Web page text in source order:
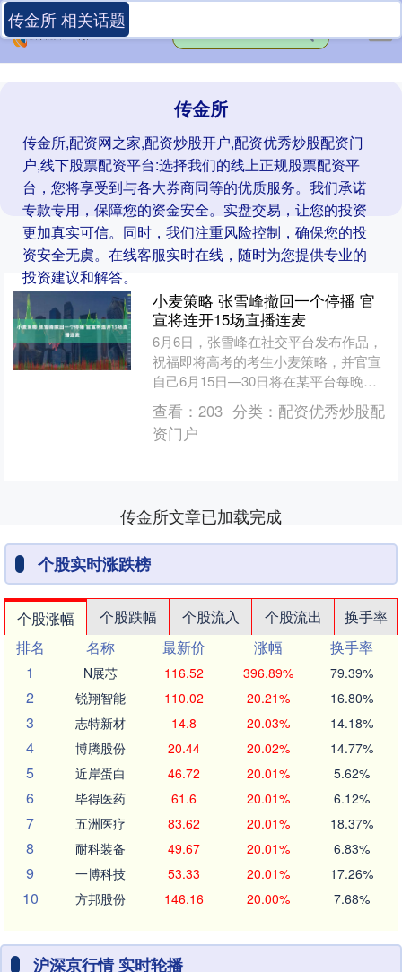
传金所
传金所,配资网之家,配资炒股开户,配资优秀炒股配资门
户,线下股票配资平台:选择我们的线上正规股票配资平
台，您将享受到与各大券商同等的优质服务。我们承诺
专款专用，保障您的资金安全。实盘交易，让您的投资
更加真实可信。同时，我们注重风险控制，确保您的投
资安全无虞。在线客服实时在线，随时为您提供专业的
投资建议和解答。
传金所 相关话题
小麦策略 张雪峰撤回一个停播 官
宣将连开15场直播连麦
6月6日，张雪峰在社交平台发布作品，
祝福即将高考的考生小麦策略，并官宣
自己6月15日—30日将在某平台每晚
19:30连续进行15场报考直播连麦。 5月
31日晚，....
查看： 203 分类： 配资优秀炒股配
资门户
传金所文章已加载完成
个股实时涨跌榜
个股涨幅 个股跌幅 个股流入 个股流出
换手率
排名
名称 最新价 涨幅
换手率
1
N展芯 116.52 396.89% 79.39%
2 锐翔智能 110.02 20.21% 16.80%
3 志特新材 14.8 20.03% 14.18%
4 博腾股份 20.44 20.02% 14.77%
5 近岸蛋白 46.72 20.01% 5.62%
6 毕得医药 61.6 20.01% 6.12%
7 五洲医疗 83.62 20.01% 18.37%
8 耐科装备 49.67 20.01% 6.83%
9 一博科技 53.33 20.01% 17.26%
10 方邦股份 146.16 20.00% 7.68%
沪深京行情 实时轮播